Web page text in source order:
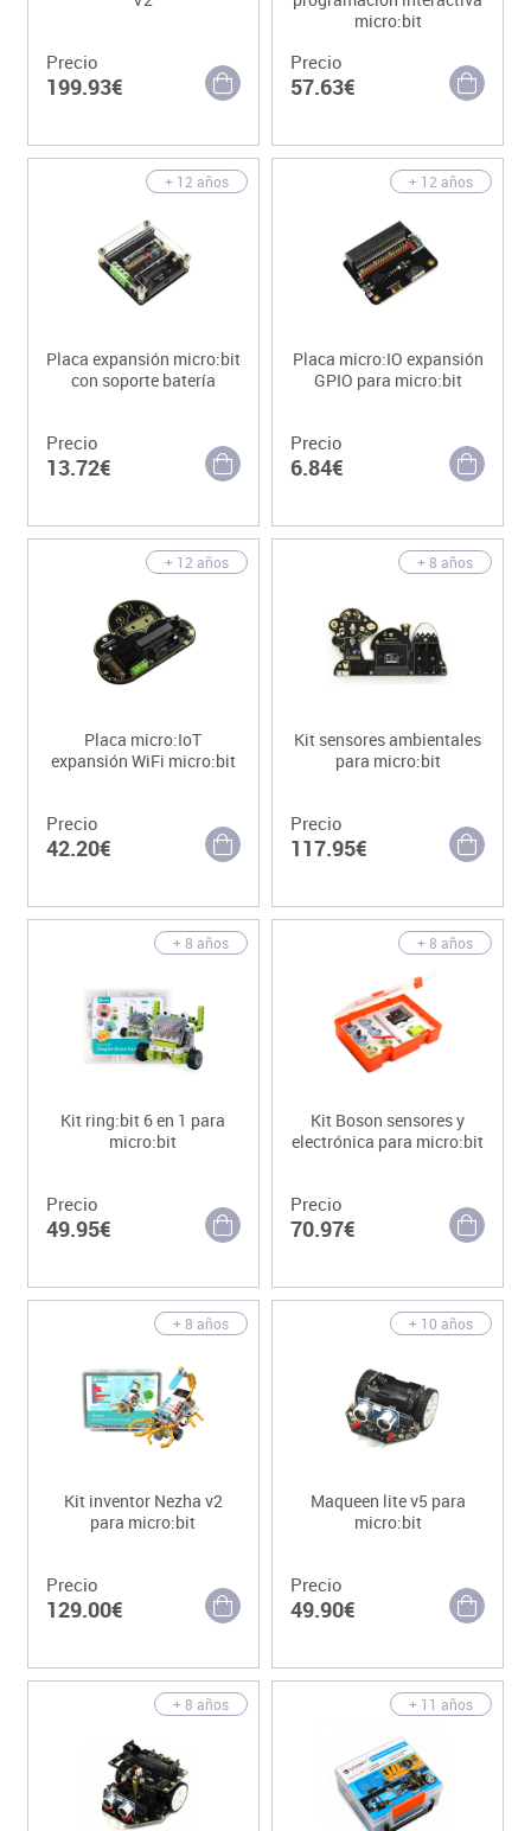
Precio
199.93€
micro:bit
Precio
57.63€
+ 12 años
Placa expansión micro:bit
con soporte batería
Precio
13.72€
+ 12 años
Placa micro:IO expansión
GPIO para micro:bit
Precio
6.84€
+ 12 años
Placa micro:IoT
expansión WiFi micro:bit
Precio
42.20€
+ 8 años
Kit sensores ambientales
para micro:bit
Precio
117.95€
+ 8 años
Kit ring:bit 6 en 1 para
micro:bit
Precio
49.95€
+ 8 años
Kit Boson sensores y
electrónica para micro:bit
Precio
70.97€
+ 8 años
Kit inventor Nezha v2
para micro:bit
Precio
129.00€
+ 10 años
Maqueen lite v5 para
micro:bit
Precio
49.90€
+ 8 años + 11 años